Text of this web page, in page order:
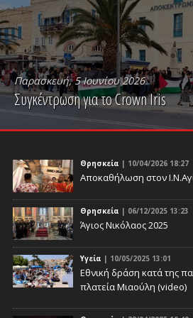
Παρασκευή, 5 Ιουνίου 2026
Συγκέντρωση για το Crown Iris
PLAY VIDEO
Θρησκεία | 10/04/2026 18:27
Αποκαθήλωση στον
Θρησκεία | 06/12/2025 13:23
Άγιος Νικόλαος 2025
Υγεία | 10/05/2025 13:01
Eθνική δράση κατά της
πλατεία Μιαούλη (video)